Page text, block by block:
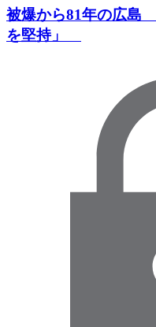
被爆から81年の広島
を堅持」